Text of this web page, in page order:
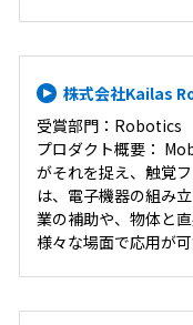
株式会社Kailas
受賞部門：Robotics
プロダクト概要：
がそれを捉え、触覚
は、電子機器の組み
業の補助や、物体と
様々な場面で応用が可